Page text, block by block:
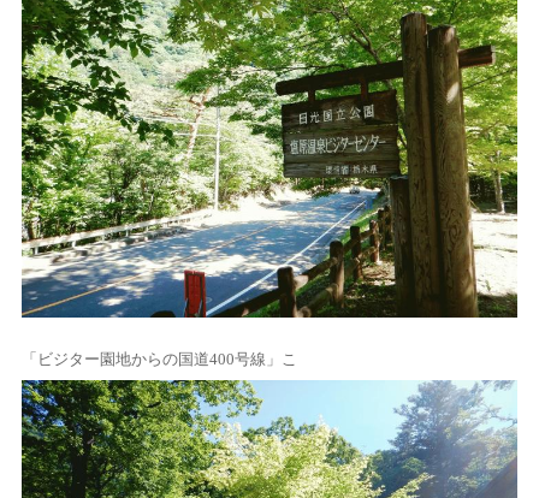
「ビジター園地からの国道400号線」こ